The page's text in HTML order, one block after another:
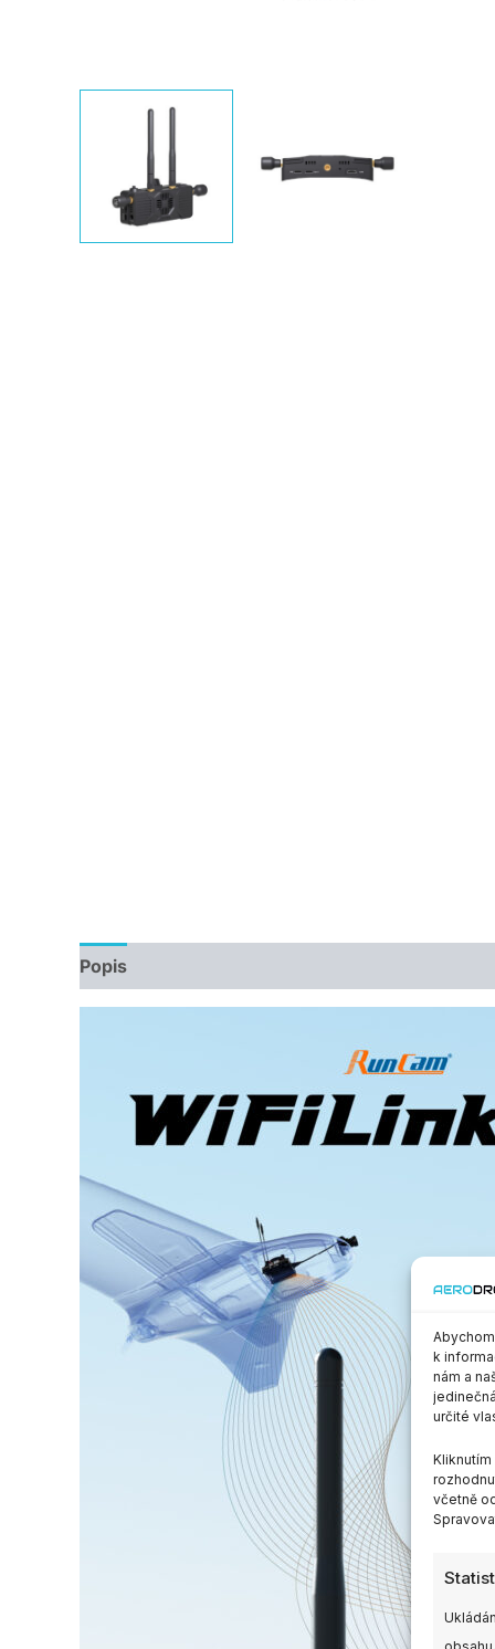
k
nám a
určité
včetně
Popis